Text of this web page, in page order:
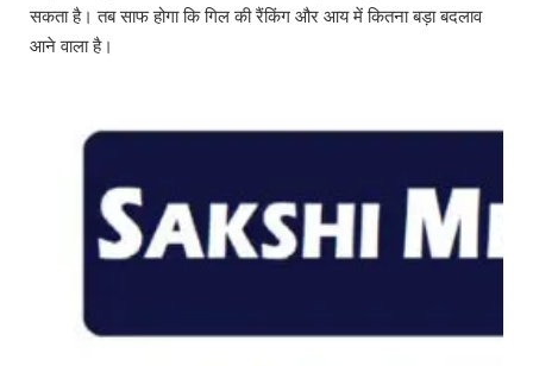
सकता है। तब साफ होगा कि गिल की रैंकिंग और आय में कितना बड़ा बदलाव
आने वाला है।